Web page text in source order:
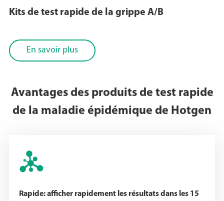
Kits de test rapide de la grippe A/B
En savoir plus
Avantages des produits de test rapide
de la maladie épidémique de Hotgen

Rapide: afficher rapidement les résultats dans les 15